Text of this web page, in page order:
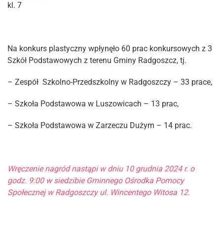
kl. 7
Na konkurs plastyczny wpłynęło 60 prac konkursowych z 3
Szkół Podstawowych z terenu Gminy Radgoszcz, tj.
– Zespół Szkolno-Przedszkolny w Radgoszczy – 33 prace,
– Szkoła Podstawowa w Luszowicach – 13 prac,
– Szkoła Podstawowa w Zarzeczu Dużym – 14 prac.
Wręczenie nagród nastąpi w dniu 10 grudnia 2024 r. o
godz. 9:00 w siedzibie Gminnego Ośrodka Pomocy
Społecznej w Radgoszczy ul. Wincentego Witosa 12.